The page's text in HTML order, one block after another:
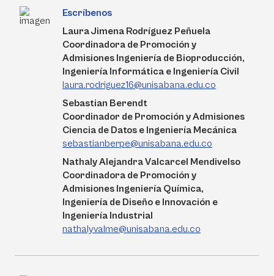
Escríbenos
Laura Jimena Rodríguez Peñuela
Coordinadora de Promoción y
Admisiones Ingeniería de Bioproducción,
Ingeniería Informática e Ingeniería Civil
laura.rodriguez16@unisabana.edu.co
Sebastian Berendt
Coordinador de Promoción y Admisiones
Ciencia de Datos e Ingeniería Mecánica
sebastianberpe@unisabana.edu.co
Nathaly Alejandra Valcarcel Mendivelso
Coordinadora de Promoción y
Admisiones Ingeniería Química,
Ingeniería de Diseño e Innovación e
Ingeniería Industrial
nathalyvalme@unisabana.edu.co